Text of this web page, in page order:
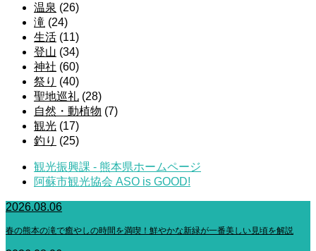
温泉 (26)
滝 (24)
生活 (11)
登山 (34)
神社 (60)
祭り (40)
聖地巡礼 (28)
自然・動植物 (7)
観光 (17)
釣り (25)
観光振興課 - 熊本県ホームページ
阿蘇市観光協会 ASO is GOOD!
2026.08.06
春の熊本の滝で癒やしの時間を満喫！鮮やかな新緑が一番美しい見頃を解説